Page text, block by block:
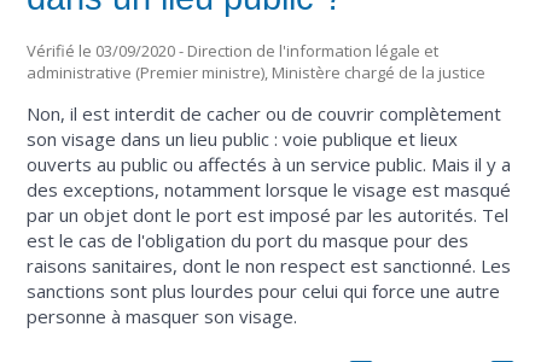
Vérifié le 03/09/2020 - Direction de l'information légale et
administrative (Premier ministre), Ministère chargé de la justice
Non, il est interdit de cacher ou de couvrir complètement
son visage dans un lieu public : voie publique et lieux
ouverts au public ou affectés à un service public. Mais il y a
des exceptions, notamment lorsque le visage est masqué
par un objet dont le port est imposé par les autorités. Tel
est le cas de l'obligation du port du masque pour des
raisons sanitaires, dont le non respect est sanctionné. Les
sanctions sont plus lourdes pour celui qui force une autre
personne à masquer son visage.